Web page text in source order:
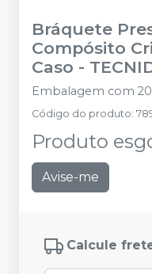
Bráquete
Compósito
Caso -
Embalagem com 20
Código do produto:
Produto
Avise-me
Calcule